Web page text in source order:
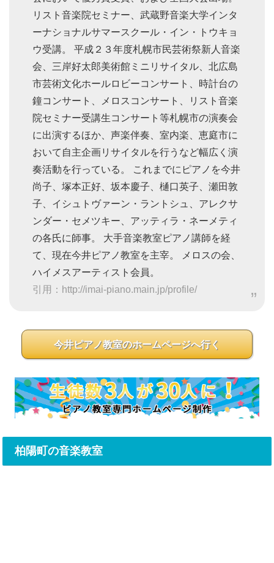
リスト音楽院セミナー、武蔵野音楽大学インタ
ーナショナルサマースクール・イン・トウキョ
ウ受講。 平成２３年度札幌市民芸術祭新人音楽
会、三岸好太郎美術館ミニリサイタル、北広島
市芸術文化ホールロビーコンサート、時計台の
鐘コンサート、メロスコンサート、リスト音楽
院セミナー受講生コンサート等札幌市の演奏会
に出演するほか、声楽伴奏、室内楽、恵庭市に
おいて自主企画リサイタルを行うなど幅広く演
奏活動を行っている。 これまでにピアノを今井
尚子、塚本正好、坂本慶子、樋口英子、瀬田敦
子、イシュトヴァーン・ラントシュ、アレクサ
ンダー・セメツキー、アッティラ・ネーメティ
の各氏に師事。 大手音楽教室ピアノ講師を経
て、現在今井ピアノ教室を主宰。 メロスの会、
ハイメスアーティスト会員。
引用：http://imai-piano.main.jp/profile/
今井ピアノ教室のホームページへ行く
柏陽町の音楽教室